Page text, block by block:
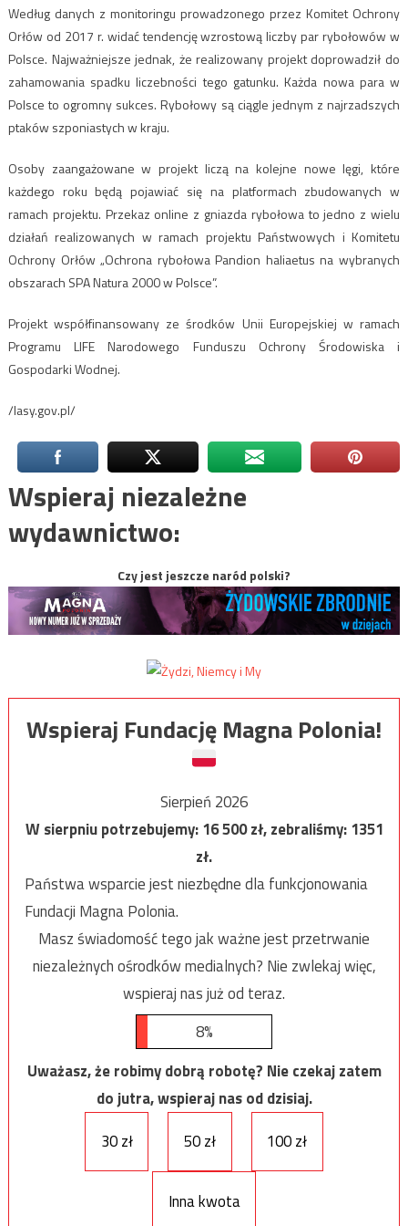
Według danych z monitoringu prowadzonego przez Komitet Ochrony
Orłów od 2017 r. widać tendencję wzrostową liczby par rybołowów w
Polsce. Najważniejsze jednak, że realizowany projekt doprowadził do
zahamowania spadku liczebności tego gatunku. Każda nowa para w
Polsce to ogromny sukces. Rybołowy są ciągle jednym z najrzadszych
ptaków szponiastych w kraju.
Osoby zaangażowane w projekt liczą na kolejne nowe lęgi, które
każdego roku będą pojawiać się na platformach zbudowanych w
ramach projektu. Przekaz online z gniazda rybołowa to jedno z wielu
działań realizowanych w ramach projektu Państwowych i Komitetu
Ochrony Orłów „Ochrona rybołowa Pandion haliaetus na wybranych
obszarach SPA Natura 2000 w Polsce”.
Projekt współfinansowany ze środków Unii Europejskiej w ramach
Programu LIFE Narodowego Funduszu Ochrony Środowiska i
Gospodarki Wodnej.
/lasy.gov.pl/
Wspieraj niezależne
wydawnictwo:
Czy jest jeszcze naród polski?
Wspieraj Fundację Magna Polonia!
Sierpień 2026
W sierpniu potrzebujemy:16 500zł, zebraliśmy:1351
zł.
Państwa wsparcie jest niezbędne dla funkcjonowania
Fundacji Magna Polonia.
Masz świadomość tego jak ważne jest przetrwanie
niezależnych ośrodków medialnych? Nie zwlekaj więc,
wspieraj nas już od teraz.
8%
Uważasz, że robimy dobrą robotę? Nie czekaj zatem
do jutra, wspieraj nas od dzisiaj.
30 zł
50 zł 100 zł
Inna kwota